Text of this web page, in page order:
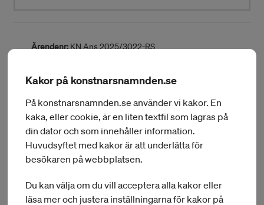
Ärendenr:KN Ans 2025/3022-RS
Delområde:Teaterregissör
Län:Stockholms län
Typ av bidrag:Stockholm
Sammanfattning:Residens på Bastionen, Malmö
BEVILJAT BELOPP:
20 000 kr
Kakor på konstnarsnamnden.se
På konstnarsnamnden.se använder vi kakor. En
kaka, eller cookie, är en liten textfil som lagras på
din dator och som innehåller information.
Huvudsyftet med kakor är att underlätta för
besökaren på webbplatsen.
Du kan välja om du vill acceptera alla kakor eller
läsa mer och justera inställningarna för kakor på